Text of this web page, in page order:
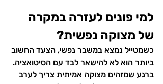
למי פונים לעזרה במקרה
של מצוקה נפשית?
כשמטייל נמצא במשבר נפשי, הצעד החשוב
ביותר הוא לא להישאר לבד עם הסיטואציה.
ברגע שמזהים מצוקה אמיתית צריך לערב